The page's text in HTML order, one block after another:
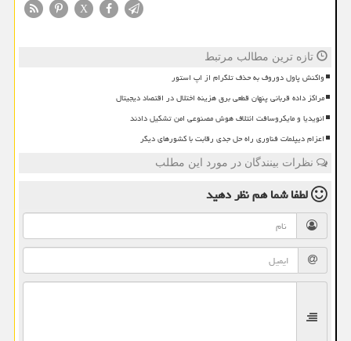
X
تازه ترین مطالب مرتبط
واکنش پاول دوروف به حذف تلگرام از اپ استور
مراکز داده قربانی پنهان قطعی برق هزینه اختلال در اقتصاد دیجیتال
انویدیا و مایکروسافت ائتلاف هوش مصنوعی امن تشکیل دادند
اعزام دیپلمات فناوری راه حل جدی رقابت با کشورهای دیگر
نظرات بینندگان در مورد این مطلب
لطفا شما همنظر دهید